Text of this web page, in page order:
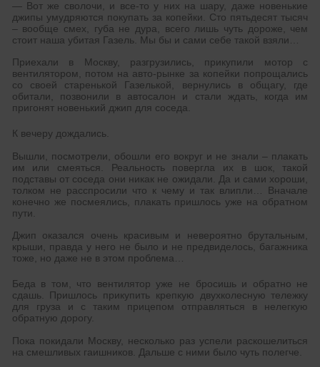
— Вот же сволочи, и все-то у них на шару, даже новенькие
джипы умудряются покупать за копейки. Сто пятьдесят тысяч
– вообще смех, губа не дура, всего лишь чуть дороже, чем
стоит наша убитая Газель. Мы бы и сами себе такой взяли…
Приехали в Москву, разгрузились, прикупили мотор с
вентилятором, потом на авто-рынке за копейки попрощались
со своей старенькой Газелькой, вернулись в общагу, где
обитали, позвонили в автосалон и стали ждать, когда им
пригонят новенький джип для соседа.
К вечеру дождались.
Вышли, посмотрели, обошли его вокруг и не знали – плакать
им или смеяться. Реальность повергла их в шок, такой
подставы от соседа они никак не ожидали. Да и сами хороши,
толком не расспросили что к чему и так влипли… Вначале
конечно же посмеялись, плакать пришлось уже на обратном
пути.
Джип оказался очень красивым и невероятно брутальным,
крыши, правда у него не было и не предвиделось, багажника
тоже, но даже не в этом проблема…
Беда в том, что вентилятор уже не бросишь и обратно не
сдашь. Пришлось прикупить крепкую двухколесную тележку
для груза и с таким прицепом отправляться в нелегкую
обратную дорогу.
Пока покидали Москву, несколько раз успели раскошелиться
на смешливых гаишников. Дальше с ними было чуть полегче.